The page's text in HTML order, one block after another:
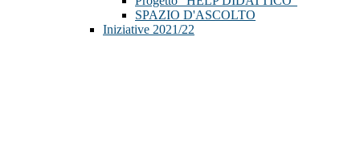
SPAZIO D'ASCOLTO
Iniziative 2021/22